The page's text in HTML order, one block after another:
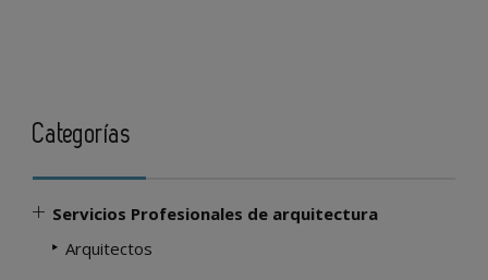
Categorías
Servicios Profesionales de arquitectura
Arquitectos